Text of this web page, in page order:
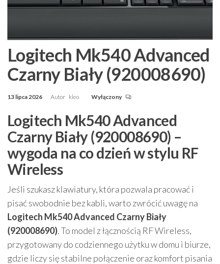
Logitech Mk540 Advanced
Czarny Biały (920008690)
13 lipca 2026 Autor kleo Wyłączony
Logitech Mk540 Advanced
Czarny Biały (920008690) –
wygoda na co dzień w stylu RF
Wireless
Jeśli szukasz klawiatury, która pozwala pracować i
pisać swobodnie bez kabli, warto zwrócić uwagę na
Logitech Mk540 Advanced Czarny Biały
(920008690). To model z łącznością RF Wireless,
przygotowany do codziennego użytku w domu i biurze,
gdzie liczy się stabilne połączenie oraz komfort pisania